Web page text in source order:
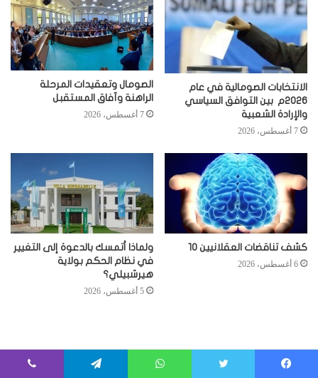
الانتخابات الصومالية في عام
2026م بين التوافق السياسي
والإرادة الشعبية
7 أغسطس، 2026
الصومال وتعقيدات المرحلة
الراهنة وآفاق المستقبل
7 أغسطس، 2026
كشف تناقضات العقلانيين 10
6 أغسطس، 2026
ولماذا أتمسك بالدعوة إلى التغيير
في نظام الحكم بولاية
هيرشبيلي؟
5 أغسطس، 2026